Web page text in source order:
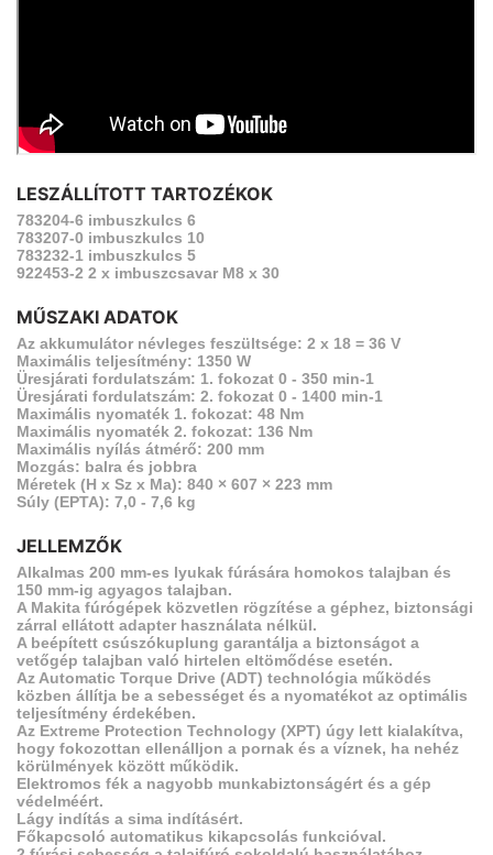
LESZÁLLÍTOTT TARTOZÉKOK
783204-6 imbuszkulcs 6
783207-0 imbuszkulcs 10
783232-1 imbuszkulcs 5
922453-2 2 x imbuszcsavar M8 x 30
MŰSZAKI ADATOK
Az akkumulátor névleges feszültsége: 2 x 18 = 36 V
Maximális teljesítmény: 1350 W
Üresjárati fordulatszám: 1. fokozat 0 - 350 min-1
Üresjárati fordulatszám: 2. fokozat 0 - 1400 min-1
Maximális nyomaték 1. fokozat: 48 Nm
Maximális nyomaték 2. fokozat: 136 Nm
Maximális nyílás átmérő: 200 mm
Mozgás: balra és jobbra
Méretek (H x Sz x Ma): 840 × 607 × 223 mm
Súly (EPTA): 7,0 - 7,6 kg
JELLEMZŐK
Alkalmas 200 mm-es lyukak fúrására homokos talajban és
150 mm-ig agyagos talajban.
A Makita fúrógépek közvetlen rögzítése a géphez, biztonsági
zárral ellátott adapter használata nélkül.
A beépített csúszókuplung garantálja a biztonságot a
vetőgép talajban való hirtelen eltömődése esetén.
Az Automatic Torque Drive (ADT) technológia működés
közben állítja be a sebességet és a nyomatékot az optimális
teljesítmény érdekében.
Az Extreme Protection Technology (XPT) úgy lett kialakítva,
hogy fokozottan ellenálljon a pornak és a víznek, ha nehéz
körülmények között működik.
Elektromos fék a nagyobb munkabiztonságért és a gép
védelméért.
Lágy indítás a sima indításért.
Főkapcsoló automatikus kikapcsolás funkcióval.